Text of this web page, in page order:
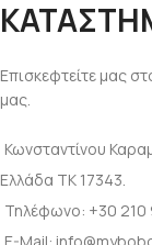
Επισκεφτείτε μας
μας.
Κωνσταντίνου
Ελλάδα ΤΚ 17343.
Τηλέφωνο: +30 210